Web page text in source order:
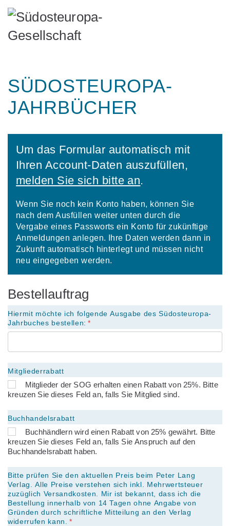
SÜDOSTEUROPA-
JAHRBÜCHER
Um das Formular automatisch mit
Ihren Account-Daten auszufüllen,
melden Sie sich bitte an.
Wenn Sie noch kein Konto haben, können Sie
nach dem Ausfüllen weiter unten durch die
Vergabe eines Passworts ein Konto für zukünftige
Anmeldungen anlegen. Ihre Daten werden dann in
Zukunft automatisch hinterlegt und müssen nicht
neu eingegeben werden.
Bestellauftrag
Hiermit möchte ich folgende Ausgabe des Südosteuropa-
Jahrbuches bestellen:
Mitgliederrabatt
Mitglieder der SOG erhalten einen Rabatt von 25%. Bitte
kreuzen Sie dieses Feld an, falls Sie Mitglied sind.
Buchhandelsrabatt
Buchhändlern wird einen Rabatt von 25% gewährt. Bitte
kreuzen Sie dieses Feld an, falls Sie Anspruch auf den
Buchhandelsrabatt haben.
Bitte prüfen Sie den aktuellen Preis beim Peter Lang
Verlag. Alle Preise verstehen sich inkl. Mehrwertsteuer
zuzüglich Versandkosten. Mir ist bekannt, dass ich die
Bestellung innerhalb von 14 Tagen ohne Angabe von
Gründen durch schriftliche Mitteilung an den Verlag
widerrufen kann.